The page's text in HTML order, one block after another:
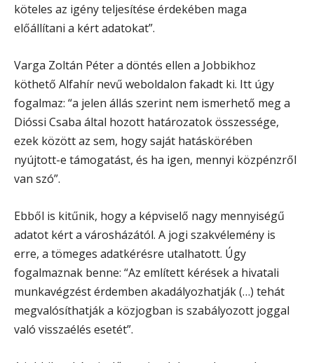
köteles az igény teljesítése érdekében maga
előállítani a kért adatokat”.
Varga Zoltán Péter a döntés ellen a Jobbikhoz
köthető Alfahír nevű weboldalon fakadt ki. Itt úgy
fogalmaz: “a jelen állás szerint nem ismerhető meg a
Dióssi Csaba által hozott határozatok összessége,
ezek között az sem, hogy saját hatáskörében
nyújtott-e támogatást, és ha igen, mennyi közpénzről
van szó”.
Ebből is kitűnik, hogy a képviselő nagy mennyiségű
adatot kért a városházától. A jogi szakvélemény is
erre, a tömeges adatkérésre utalhatott. Úgy
fogalmaznak benne: “Az említett kérések a hivatali
munkavégzést érdemben akadályozhatják (…) tehát
megvalósíthatják a közjogban is szabályozott joggal
való visszaélés esetét”.